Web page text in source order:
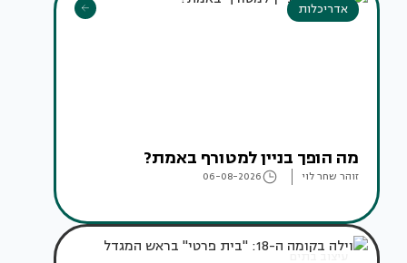
אדריכלות
מה הופך בניין למטורף באמת?
זוהר שחר לוי 06-08-2026
עיצוב בתים